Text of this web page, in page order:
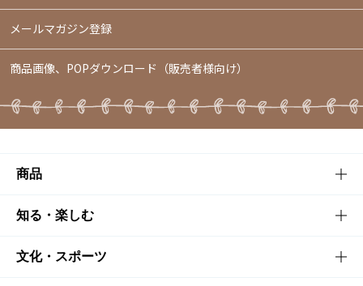
メールマガジン登録
商品画像、POPダウンロード（販売者様向け）
商品
商品TOP
商品一覧
知る・楽しむ
知る・楽しむTOP
文化・スポーツ